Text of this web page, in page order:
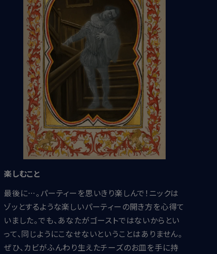
楽しむこと
最後に…。パーティーを思いきり楽しんで！ニックは
ゾッとするような楽しいパーティーの開き方を心得て
いました。でも、あなたがゴーストではないからとい
って、同じようにこなせないということはありません。
ぜひ、カビがふんわり生えたチーズのお皿を手に持